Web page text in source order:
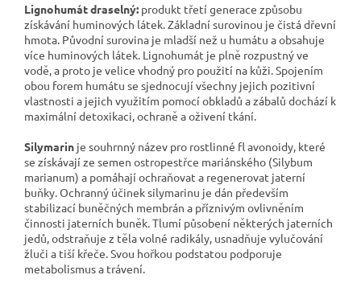
Lignohumát draselný: produkt třetí generace způsobu
získávání huminových látek. Základní surovinou je čistá dřevní
hmota. Původní surovina je mladší než u humátu a obsahuje
více huminových látek. Lignohumát je plně rozpustný ve
vodě, a proto je velice vhodný pro použití na kůži. Spojením
obou forem humátu se sjednocují všechny jejich pozitivní
vlastnosti a jejich využitím pomocí obkladů a zábalů dochází k
maximální detoxikaci, ochraně a oživení tkání.
Silymarin je souhrnný název pro rostlinné fl avonoidy, které
se získávají ze semen ostropestřce mariánského (Silybum
marianum) a pomáhají ochraňovat a regenerovat jaterní
buňky. Ochranný účinek silymarinu je dán především
stabilizací buněčných membrán a příznivým ovlivněním
činnosti jaterních buněk. Tlumí působení některých jaterních
jedů, odstraňuje z těla volné radikály, usnadňuje vylučování
žluči a tiší křeče. Svou hořkou podstatou podporuje
metabolismus a trávení.